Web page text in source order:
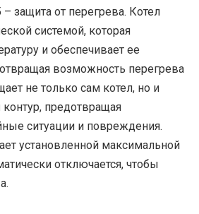
– защита от перегрева. Котел
системой, которая
и обеспечивает ее
возможность перегрева
не только сам котел, но и
предотвращая
ситуации и повреждения.
установленной максимальной
отключается, чтобы